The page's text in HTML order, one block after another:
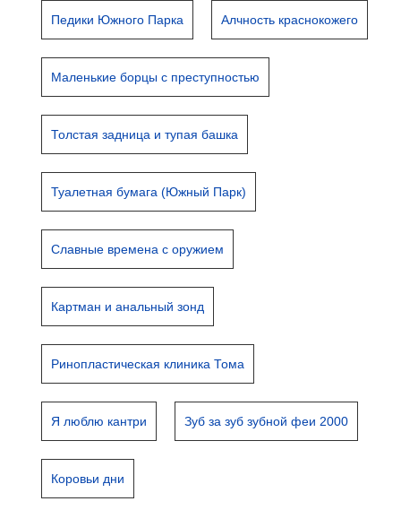
Педики Южного Парка Алчность краснокожего
Маленькие борцы с преступностью
Толстая задница и тупая башка
Туалетная бумага (Южный Парк)
Славные времена с оружием
Картман и анальный зонд
Ринопластическая клиника Тома
Я люблю кантри Зуб за зуб зубной феи 2000
Коровьи дни